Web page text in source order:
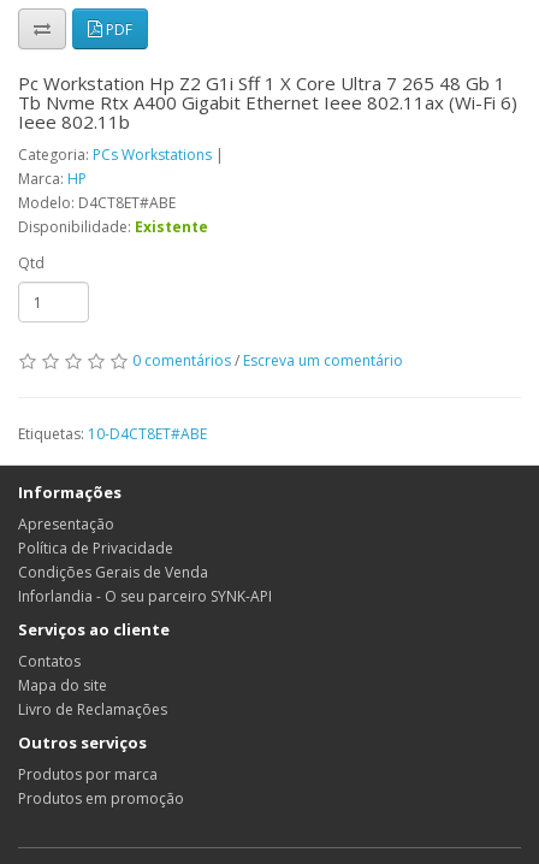
PDF
Pc Workstation Hp Z2 G1i Sff 1 X Core Ultra 7 265 48 Gb 1
Tb Nvme Rtx A400 Gigabit Ethernet Ieee 802.11ax (Wi-Fi 6)
Ieee 802.11b
Categoria: PCs Workstations |
Marca: HP
Modelo: D4CT8ET#ABE
Disponibilidade: Existente
Qtd
0 comentários/ Escreva um comentário
Etiquetas: 10-D4CT8ET#ABE
Informações
Apresentação
Política de Privacidade
Condições Gerais de Venda
Inforlandia - O seu parceiro SYNK-API
Serviços ao cliente
Contatos
Mapa do site
Livro de Reclamações
Outros serviços
Produtos por marca
Produtos em promoção